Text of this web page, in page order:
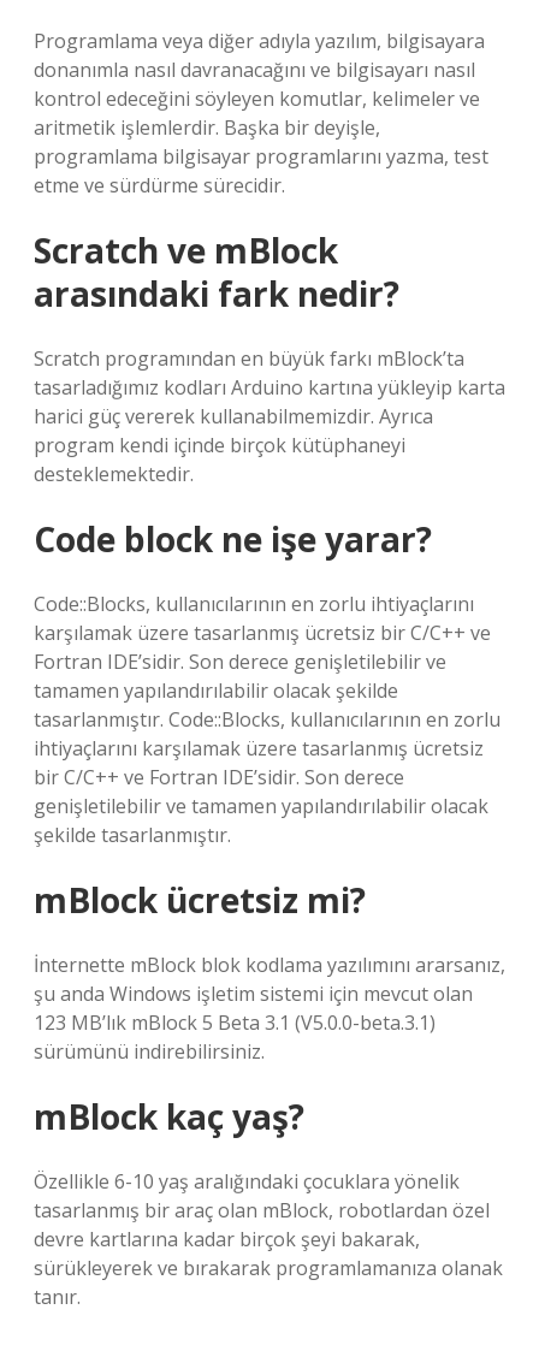
Programlama veya diğer adıyla yazılım, bilgisayara
donanımla nasıl davranacağını ve bilgisayarı nasıl
kontrol edeceğini söyleyen komutlar, kelimeler ve
aritmetik işlemlerdir. Başka bir deyişle,
programlama bilgisayar programlarını yazma, test
etme ve sürdürme sürecidir.
Scratch ve mBlock
arasındaki fark nedir?
Scratch programından en büyük farkı mBlock’ta
tasarladığımız kodları Arduino kartına yükleyip karta
harici güç vererek kullanabilmemizdir. Ayrıca
program kendi içinde birçok kütüphaneyi
desteklemektedir.
Code block ne işe yarar?
Code::Blocks, kullanıcılarının en zorlu ihtiyaçlarını
karşılamak üzere tasarlanmış ücretsiz bir C/C++ ve
Fortran IDE’sidir. Son derece genişletilebilir ve
tamamen yapılandırılabilir olacak şekilde
tasarlanmıştır. Code::Blocks, kullanıcılarının en zorlu
ihtiyaçlarını karşılamak üzere tasarlanmış ücretsiz
bir C/C++ ve Fortran IDE’sidir. Son derece
genişletilebilir ve tamamen yapılandırılabilir olacak
şekilde tasarlanmıştır.
mBlock ücretsiz mi?
İnternette mBlock blok kodlama yazılımını ararsanız,
şu anda Windows işletim sistemi için mevcut olan
123 MB’lık mBlock 5 Beta 3.1 (V5.0.0-beta.3.1)
sürümünü indirebilirsiniz.
mBlock kaç yaş?
Özellikle 6-10 yaş aralığındaki çocuklara yönelik
tasarlanmış bir araç olan mBlock, robotlardan özel
devre kartlarına kadar birçok şeyi bakarak,
sürükleyerek ve bırakarak programlamanıza olanak
tanır.